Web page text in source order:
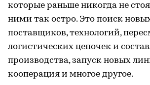
которые раньше никогда не
ними так остро. Это поиск
поставщиков, технологий,
логистических цепочек и
производства, запуск новых
кооперация и многое другое.